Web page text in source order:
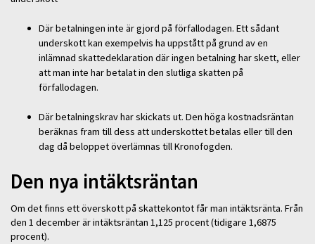
Där betalningen inte är gjord på förfallodagen. Ett sådant
underskott kan exempelvis ha uppstått på grund av en
inlämnad skattedeklaration där ingen betalning har skett, eller
att man inte har betalat in den slutliga skatten på
förfallodagen.
Där betalningskrav har skickats ut. Den höga kostnadsräntan
beräknas fram till dess att underskottet betalas eller till den
dag då beloppet överlämnas till Kronofogden.
Den nya intäktsräntan
Om det finns ett överskott på skattekontot får man intäktsränta. Från
den 1 december är intäktsräntan 1,125 procent (tidigare 1,6875
procent).